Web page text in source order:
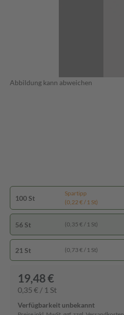
Abbildung kann abweichen
100 St
Spartipp
(0,22 € / 1 St)
56 St (0,35 € / 1 St)
21 St (0,73 € / 1 St)
19,48 €
0,35 € / 1 St
Verfügbarkeit unbekannt